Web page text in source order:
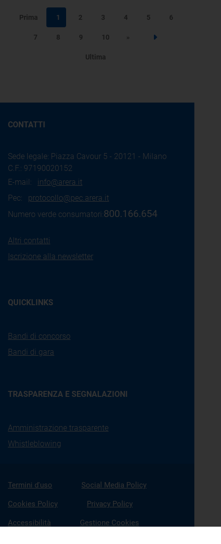
Prima 1 2 3 4 5 6
7 8 9 10 »
Step successivo
Ultima
CONTATTI
Sede legale: Piazza Cavour 5 - 20121 - Milano
C.F.: 97190020152
E-mail: info@arera.it
Pec: protocollo@pec.arera.it
Numero verde consumatori:800.166.654
Altri contatti
Iscrizione alla newsletter
QUICKLINKS
Bandi di concorso
Bandi di gara
TRASPARENZA E SEGNALAZIONI
Amministrazione trasparente
Whistleblowing
Termini d'uso Social Media Policy
Cookies Policy Privacy Policy
Accessibilità Gestione Cookies